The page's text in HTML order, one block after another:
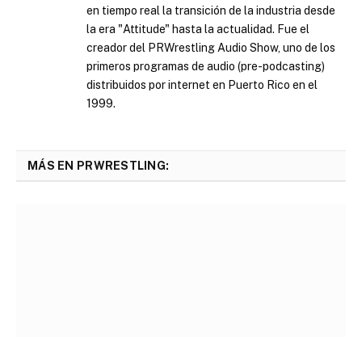
en tiempo real la transición de la industria desde
la era "Attitude" hasta la actualidad. Fue el
creador del PRWrestling Audio Show, uno de los
primeros programas de audio (pre-podcasting)
distribuidos por internet en Puerto Rico en el
1999.
MÁS EN PRWRESTLING: